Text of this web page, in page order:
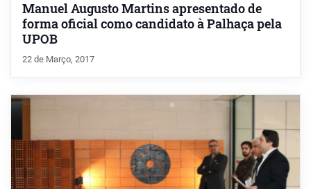
Manuel Augusto Martins apresentado de
forma oficial como candidato à Palhaça pela
UPOB
22 de Março, 2017